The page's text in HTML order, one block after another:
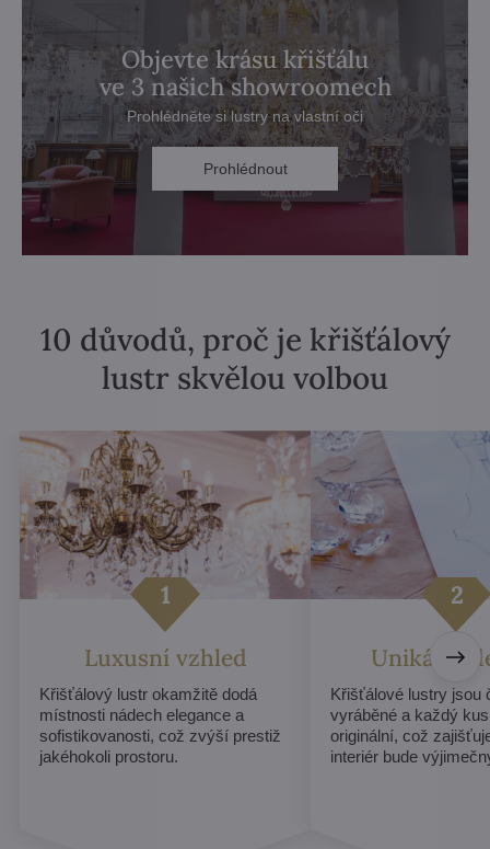
Objevte krásu křišťálu
ve 3 našich showroomech
Prohlédněte si lustry na vlastní oči
Prohlédnout
10 důvodů, proč je křišťálový
lustr skvělou volbou
Luxusní vzhled
Křišťálový lustr okamžitě dodá
místnosti nádech elegance a
sofistikovanosti, což zvýší prestiž
jakéhokoli prostoru.
Unikátní
Křišťálové lustry jsou
vyráběné a každý
originální, což
interiér bude